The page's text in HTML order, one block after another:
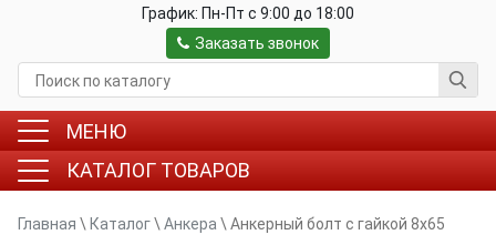
График: Пн-Пт c 9:00 до 18:00
Заказать звонок
МЕНЮ
КАТАЛОГ ТОВАРОВ
Главная \ Каталог\ Анкера \ Анкерный болт с гайкой 8x65